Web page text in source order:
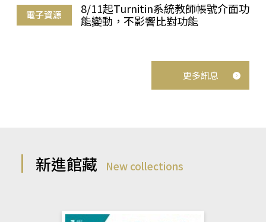
電子資源
8/11起Turnitin系統教師帳號介面功
能變動，不影響比對功能
更多訊息
新進館藏 New collections